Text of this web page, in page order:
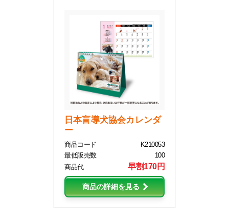
日本盲導犬協会カレンダ
ー
商品コード
K210053
最低販売数
100
商品代
早割170円
商品の詳細を見る